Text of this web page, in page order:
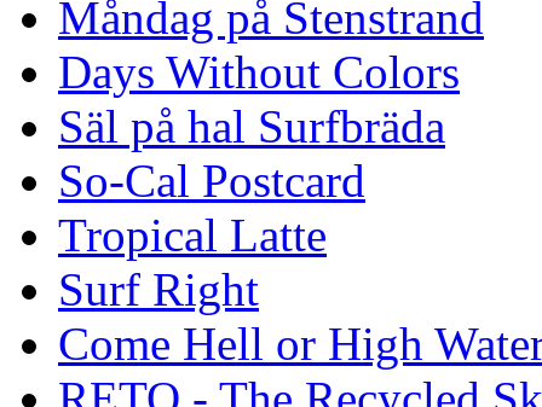
Måndag på Stenstrand
Days Without Colors
Säl på hal Surfbräda
So-Cal Postcard
Tropical Latte
Surf Right
Come Hell or High